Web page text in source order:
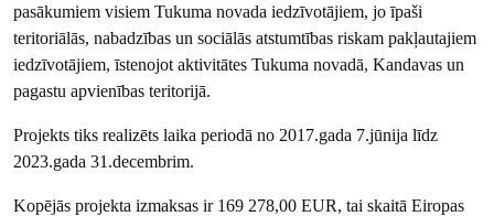
pasākumiem visiem Tukuma novada iedzīvotājiem, jo īpaši
teritoriālās, nabadzības un sociālās atstumtības riskam pakļautajiem
iedzīvotājiem, īstenojot aktivitātes Tukuma novadā, Kandavas un
pagastu apvienības teritorijā.
Projekts tiks realizēts laika periodā no 2017.gada 7.jūnija līdz
2023.gada 31.decembrim.
Kopējās projekta izmaksas ir 169 278,00 EUR, tai skaitā Eiropas